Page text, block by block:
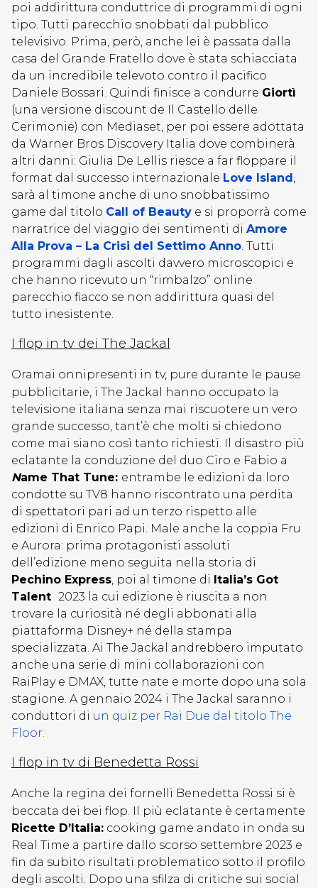
poi addirittura conduttrice di programmi di ogni
tipo. Tutti parecchio snobbati dal pubblico
televisivo. Prima, però, anche lei è passata dalla
casa del Grande Fratello dove è stata schiacciata
da un incredibile televoto contro il pacifico
Daniele Bossari. Quindi finisce a condurre Giortì
(una versione discount de Il Castello delle
Cerimonie) con Mediaset, per poi essere adottata
da Warner Bros Discovery Italia dove combinerà
altri danni: Giulia De Lellis riesce a far floppare il
format dal successo internazionale Love Island,
sarà al timone anche di uno snobbatissimo
game dal titolo Call of Beauty e si proporrà come
narratrice del viaggio dei sentimenti di Amore
Alla Prova – La Crisi del Settimo Anno. Tutti
programmi dagli ascolti davvero microscopici e
che hanno ricevuto un “rimbalzo” online
parecchio fiacco se non addirittura quasi del
tutto inesistente.
I flop in tv dei The Jackal
Oramai onnipresenti in tv, pure durante le pause
pubblicitarie, i The Jackal hanno occupato la
televisione italiana senza mai riscuotere un vero
grande successo, tant’è che molti si chiedono
come mai siano così tanto richiesti. Il disastro più
eclatante la conduzione del duo Ciro e Fabio a
Name That Tune: entrambe le edizioni da loro
condotte su TV8 hanno riscontrato una perdita
di spettatori pari ad un terzo rispetto alle
edizioni di Enrico Papi. Male anche la coppia Fru
e Aurora: prima protagonisti assoluti
dell’edizione meno seguita nella storia di
Pechino Express, poi al timone di Italia’s Got
Talent 2023 la cui edizione è riuscita a non
trovare la curiosità né degli abbonati alla
piattaforma Disney+ né della stampa
specializzata. Ai The Jackal andrebbero imputato
anche una serie di mini collaborazioni con
RaiPlay e DMAX, tutte nate e morte dopo una sola
stagione. A gennaio 2024 i The Jackal saranno i
conduttori di un quiz per Rai Due dal titolo The
Floor.
I flop in tv di Benedetta Rossi
Anche la regina dei fornelli Benedetta Rossi si è
beccata dei bei flop. Il più eclatante è certamente
Ricette D’Italia: cooking game andato in onda su
Real Time a partire dallo scorso settembre 2023 e
fin da subito risultati problematico sotto il profilo
degli ascolti. Dopo una sfilza di critiche sui social